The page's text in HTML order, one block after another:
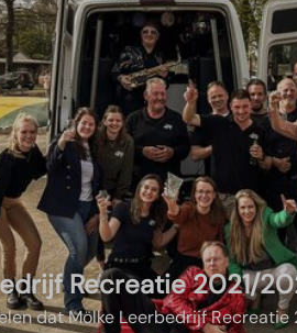
Recreatie 2021/
dat Mölke Leerbedrijf Recreatie